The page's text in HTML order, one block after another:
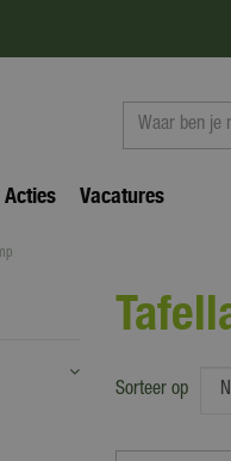
Acties Vacatures
Sorteer op